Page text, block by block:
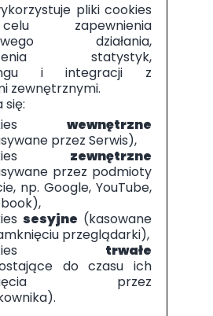
pliki cookies
zapewnienia
działania,
statystyk,
i integracji z
zewnętrznymi.
się:
wewnętrzne
przez Serwis),
zewnętrzne
przez podmioty
np. Google, YouTube,
sesyjne (kasowane
przeglądarki),
trwałe
do czasu ich
przez